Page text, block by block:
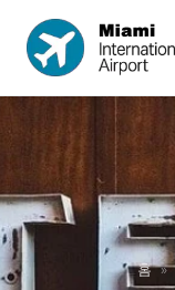
홈 »